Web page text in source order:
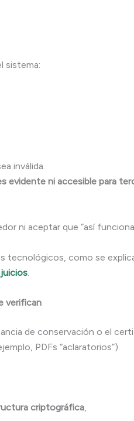
sistema:
inválida.
evidente ni accesible para
ni aceptar que “así
tecnológicos, como se
verifican
de conservación o el
PDFs “aclaratorios”).
criptográfica,